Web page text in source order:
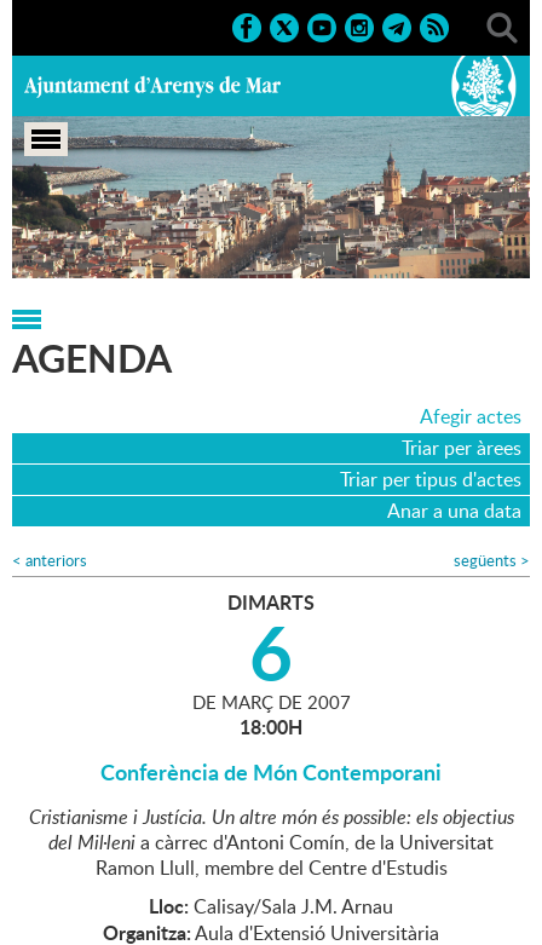
Portada > Agenda > 06-03-2007
AGENDA
Afegir actes
Triar per àrees
Triar per tipus d'actes
Anar a una data
< anteriors següents >
DIMARTS
6
DE MARÇ DE 2007
18:00H
Conferència de Món Contemporani
Cristianisme i Justícia. Un altre món és possible: els objectius
del Mil·lenia càrrec d'Antoni Comín, de la Universitat
Ramon Llull, membre del Centre d'Estudis
Lloc: Calisay/Sala J.M. Arnau
Organitza:Aula d'Extensió Universitària